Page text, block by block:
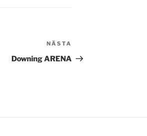
inlägg
NÄSTA
Downing ARENA